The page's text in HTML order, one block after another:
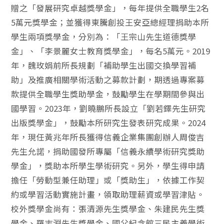
贈之「發展研究卓越獎學金」，每年提供全職學生2名
5萬元獎學金；並獲得東騰創投王安亞總經理捐助本所
學生兩項獎學金，分別為：「王宗山先生道德獎學
金」、「李景麗女士教育獎學金」，每名5萬元。2019
年，魏玫娟前所長規劃「補助學生出國交換學習補
助」及推廣相關學術活動之募款計劃，期透過專案募
款提供全職學生獎助學金，鼓勵學生在學期間參與出
國學習。2023年，劉曉鵬所長設立「劉若鐸先生研究
出版獎學金」，鼓勵本所研究生發表研究成果。2024
年，現任黃兆年所長獲得信義企業集團創辦人周俊吉
先生允諾，捐助國發所專屬「信義永續學術研究獎助
學金」，獎助本所學生學術研究。另外，學生得申請
擔任「勞動型兼任助理」或「獎助生」，依據工作契
約或學習活動實施計畫，領取助理薪資或學習津貼。
校外獎學金尚有：張清源先生獎學金、朱建民先生獎